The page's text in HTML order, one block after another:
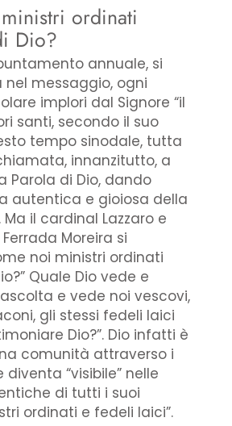
ordinati
Dio?
annuale, si
messaggio, ogni
implori dal Signore “il
santi, secondo il suo
tempo sinodale, tutta
innanzitutto, a
Parola di Dio, dando
autentica e gioiosa della
Ma il cardinal Lazzaro e
Moreira si
noi ministri ordinati
Quale Dio vede e
e vede noi vescovi,
gli stessi fedeli laici
Dio?”. Dio infatti è
comunità attraverso i
“visibile” nelle
di tutti i suoi
ordinati e fedeli laici”.